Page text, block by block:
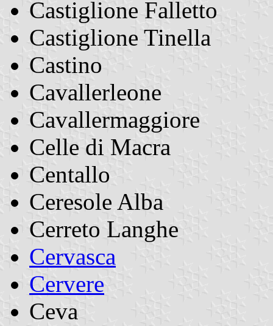
Castiglione Falletto
Castiglione Tinella
Castino
Cavallerleone
Cavallermaggiore
Celle di Macra
Centallo
Ceresole Alba
Cerreto Langhe
Cervasca
Cervere
Ceva